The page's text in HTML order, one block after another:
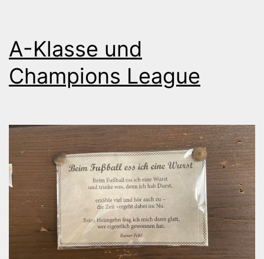
A-Klasse und
Champions League